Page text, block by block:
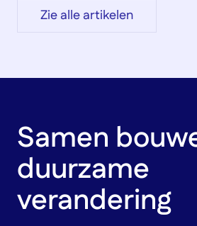
Zie alle artikelen
Samen
duurzame
verandering